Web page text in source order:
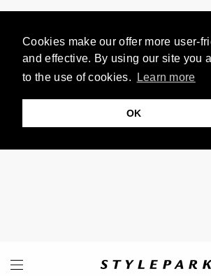
Cookies make our offer more user-
and effective. By using our site you
to the use of cookies.
Learn more
OK